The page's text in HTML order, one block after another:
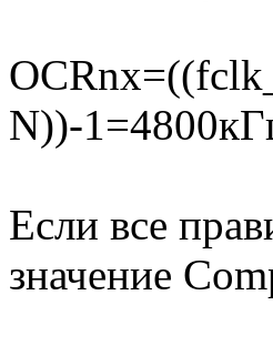
N))-
Если все
значение